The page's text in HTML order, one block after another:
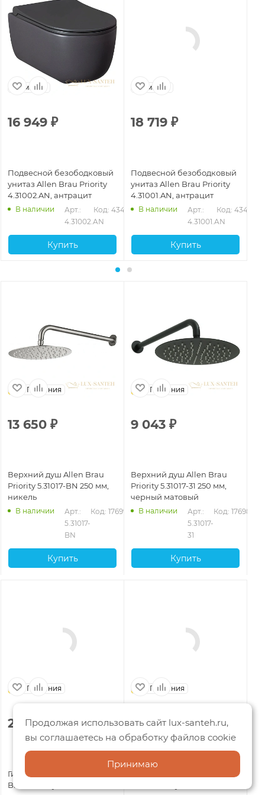
Германия
16 949 ₽
Подвесной безободковый
унитаз Allen Brau Priority
4.31002.AN, антрацит
В наличии
Арт.:
4.31002.AN
Код: 43407
Купить
Германия
18 719 ₽
Подвесной безободковый
унитаз Allen Brau Priority
4.31001.AN, антрацит
В наличии
Арт.:
4.31001.AN
Код: 43405
Купить
Германия
13 650 ₽
Верхний душ Allen Brau
Priority 5.31017-BN 250 мм,
никель
В наличии
Арт.:
5.31017-
BN
Код: 17699
Купить
Германия
9 043 ₽
Верхний душ Allen Brau
Priority 5.31017-31 250 мм,
черный матовый
В наличии
Арт.:
5.31017-
31
Код: 17698
Купить
Германия
2 334₽
Гигиенический душ Allen
Brau Priority 5.31028-00,
Германия
3 023₽
Продолжая использовать сайт lux-santeh.ru,
вы соглашаетесь на обработку файлов cookie
Принимаю